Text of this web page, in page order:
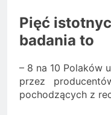
Pięć
badania to
– 8 na 10 Polaków
przez
pochodzących z